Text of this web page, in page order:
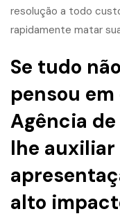
resolução a todo
rapidamente matar
Se tudo
pensou
Agência
lhe
alto